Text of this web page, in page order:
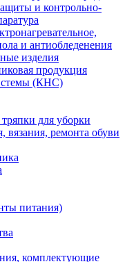
и контрольно-
и антиобледенения
изделия
продукция
(КНС)
для уборки
вязания, ремонта обуви
питания)
комплектующие